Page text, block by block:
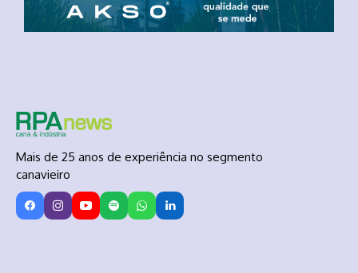
Mais de 25 anos de experiência no segmento
canavieiro